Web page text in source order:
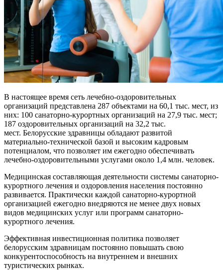
В настоящее время сеть лечебно-оздоровительных
организаций представлена 287 объектами на 60,1 тыс. мест, из
них: 100 санаторно-курортных организаций на 27,9 тыс. мест;
187 оздоровительных организаций на 32,2 тыс.
мест. Белорусские здравницы обладают развитой
материально-технической базой и высоким кадровым
потенциалом, что позволяет им ежегодно обеспечивать
лечебно-оздоровительными услугами около 1,4 млн. человек.
Медицинская составляющая деятельности системы санаторно-
курортного лечения и оздоровления населения постоянно
развивается. Практически каждой санаторно-курортной
организацией ежегодно внедряются не менее двух новых
видов медицинских услуг или программ санаторно-
курортного лечения.
Эффективная инвестиционная политика позволяет
белорусским здравницам постоянно повышать свою
конкурентоспособность на внутреннем и внешних
туристических рынках.